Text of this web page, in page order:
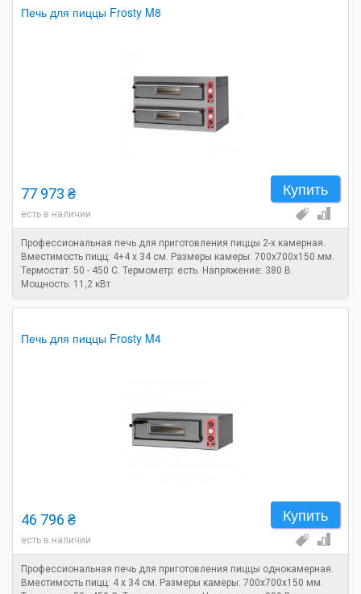
Печь для пиццы Frosty M8
Купить
77 973 ₴
есть в наличии
Профессиональная печь для приготовления пиццы 2-х камерная.
Вместимость пицц: 4+4 х 34 см. Размеры камеры: 700х700х150 мм.
Термостат: 50 - 450 С. Термометр: есть. Напряжение: 380 В.
Мощность: 11,2 кВт
Печь для пиццы Frosty M4
Купить
46 796 ₴
есть в наличии
Профессиональная печь для приготовления пиццы однокамерная.
Вместимость пицц: 4 х 34 см. Размеры камеры: 700х700х150 мм.